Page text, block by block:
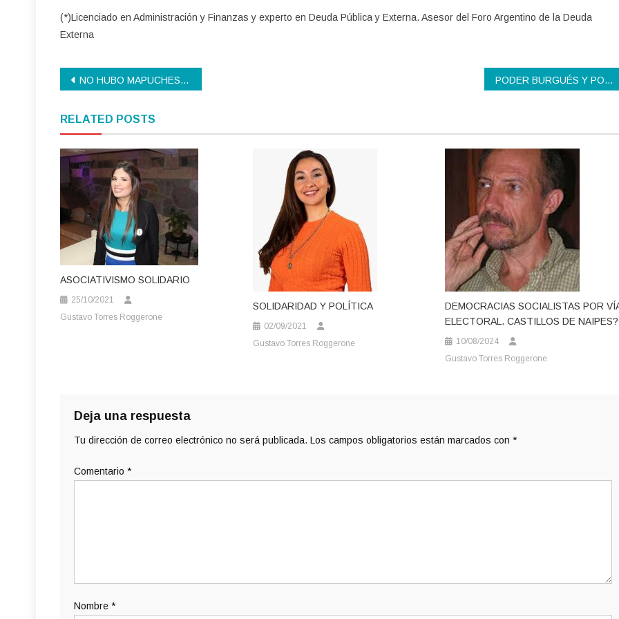
(*)Licenciado en Administración y Finanzas y experto en Deuda Pública y Externa. Asesor del Foro Argentino de la Deuda
Externa
Navegación
entradas
NO HUBO MAPUCHES EN MENDOZA PODER BURGUÉS Y PODER REVOLUCIONARIO
RELATED POSTS
ASOCIATIVISMO SOLIDARIO
25/10/2021
Gustavo Torres Roggerone
SOLIDARIDAD Y POLÍTICA
02/09/2021
Gustavo Torres Roggerone
DEMOCRACIAS SOCIALISTAS POR
ELECTORAL. CASTILLOS DE NAIPES?
10/08/2024
Gustavo Torres Roggerone
Deja una respuesta
Tu dirección de correo electrónico no será publicada. Los campos obligatorios están marcados con *
Comentario *
Nombre *